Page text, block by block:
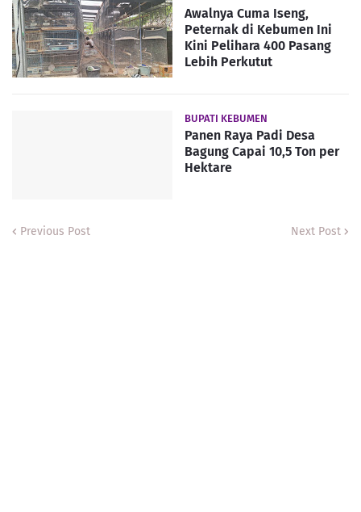
Awalnya Cuma Iseng,
Peternak di Kebumen Ini
Kini Pelihara 400 Pasang
Lebih Perkutut
BUPATI KEBUMEN
Panen Raya Padi Desa
Bagung Capai 10,5 Ton per
Hektare
Previous Post Next Post